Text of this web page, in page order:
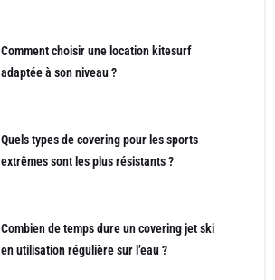
Comment choisir une location kitesurf
adaptée à son niveau ?
Quels types de covering pour les sports
extrêmes sont les plus résistants ?
Combien de temps dure un covering jet ski
en utilisation régulière sur l’eau ?